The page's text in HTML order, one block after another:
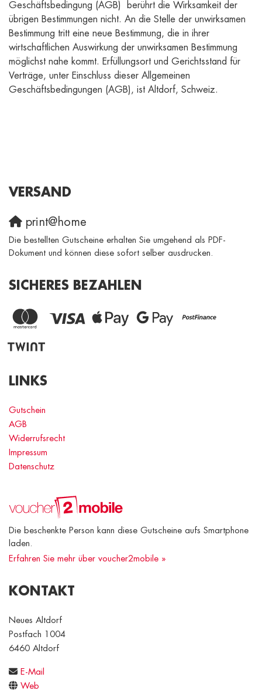
Geschäftsbedingung (AGB) berührt die Wirksamkeit der
übrigen Bestimmungen nicht. An die Stelle der unwirksamen
Bestimmung tritt eine neue Bestimmung, die in ihrer
wirtschaftlichen Auswirkung der unwirksamen Bestimmung
möglichst nahe kommt. Erfüllungsort und Gerichtsstand für
Verträge, unter Einschluss dieser Allgemeinen
Geschäftsbedingungen (AGB), ist Altdorf, Schweiz.
VERSAND
print@home
Die bestellten Gutscheine erhalten Sie umgehend als PDF-
Dokument und können diese sofort selber ausdrucken.
SICHERES BEZAHLEN
LINKS
Gutschein
AGB
Widerrufsrecht
Impressum
Datenschutz
Die beschenkte Person kann diese Gutscheine aufs Smartphone
laden.
Erfahren Sie mehr über voucher2mobile »
KONTAKT
Neues Altdorf
Postfach 1004
6460 Altdorf
E-Mail
Web